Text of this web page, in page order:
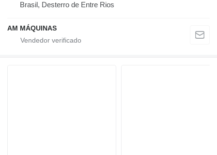
Brasil, Desterro de Entre Rios
AM MÁQUINAS